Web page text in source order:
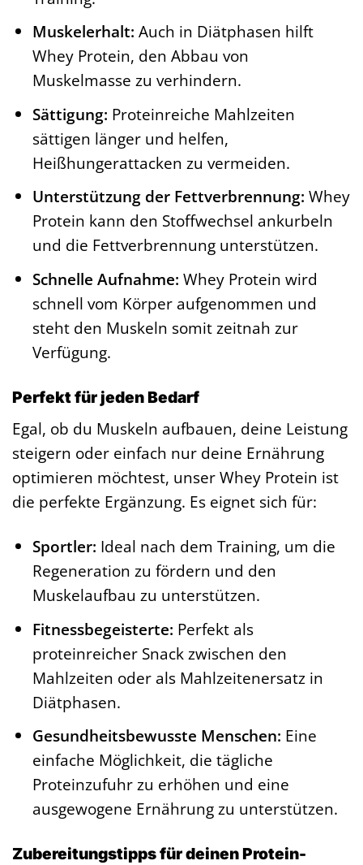
Muskelerhalt: Auch in Diätphasen hilft
Whey Protein, den Abbau von
Muskelmasse zu verhindern.
Sättigung: Proteinreiche Mahlzeiten
sättigen länger und helfen,
Heißhungerattacken zu vermeiden.
Unterstützung der Fettverbrennung: Whey
Protein kann den Stoffwechsel ankurbeln
und die Fettverbrennung unterstützen.
Schnelle Aufnahme: Whey Protein wird
schnell vom Körper aufgenommen und
steht den Muskeln somit zeitnah zur
Verfügung.
Perfekt für jeden Bedarf
Egal, ob du Muskeln aufbauen, deine Leistung
steigern oder einfach nur deine Ernährung
optimieren möchtest, unser Whey Protein ist
die perfekte Ergänzung. Es eignet sich für:
Sportler: Ideal nach dem Training, um die
Regeneration zu fördern und den
Muskelaufbau zu unterstützen.
Fitnessbegeisterte: Perfekt als
proteinreicher Snack zwischen den
Mahlzeiten oder als Mahlzeitenersatz in
Diätphasen.
Gesundheitsbewusste Menschen: Eine
einfache Möglichkeit, die tägliche
Proteinzufuhr zu erhöhen und eine
ausgewogene Ernährung zu unterstützen.
Zubereitungstipps für deinen Protein-